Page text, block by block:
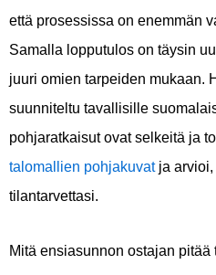
että prosessissa on enemmän
Samalla lopputulos on täysin
juuri omien tarpeiden mukaan.
suunniteltu tavallisille
pohjaratkaisut ovat selkeitä ja
talomallien pohjakuvatja arvioi,
tilantarvettasi.
Mitä ensiasunnon ostajan pitää